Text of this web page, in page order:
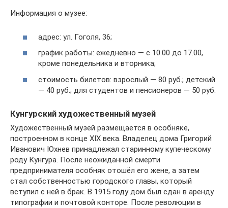
Информация о музее:
адрес: ул. Гоголя, 36;
график работы: ежедневно — c 10.00 до 17.00,
кроме понедельника и вторника;
стоимость билетов: взрослый — 80 руб.; детский
— 40 руб.; для студентов и пенсионеров — 50 руб.
Кунгурский художественный музей
Художественный музей размещается в особняке,
построенном в конце XIX века. Владелец дома Григорий
Иванович Юхнев принадлежал старинному купеческому
роду Кунгура. После неожиданной смерти
предпринимателя особняк отошёл его жене, а затем
стал собственностью городского главы, который
вступил с ней в брак. В 1915 году дом был сдан в аренду
типографии и почтовой конторе. После революции в